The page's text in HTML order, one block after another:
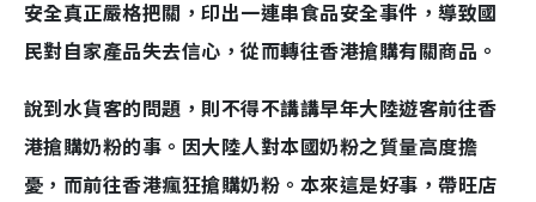
安全真正嚴格把關，印出一連串食品安全事件，導致國
民對自家產品失去信心，從而轉往香港搶購有關商品。
說到水貨客的問題，則不得不講講早年大陸遊客前往香
港搶購奶粉的事。因大陸人對本國奶粉之質量高度擔
憂，而前往香港瘋狂搶購奶粉。本來這是好事，帶旺店